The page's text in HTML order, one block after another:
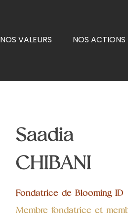
NOS VALEURS NOS ACTIONS
Saadia
CHIBANI
Fondatrice de Blooming ID
Membre fondatrice et